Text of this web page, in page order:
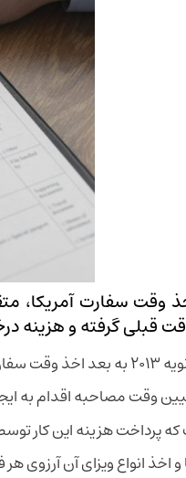
وقت سفارت آمریکا،
قبلی گرفته و هزینه
توریستی ِ دانشجویی)
وقت مصاحبه اقدام به ایجاد حساب
پرداخت هزینه این کار
و اخذ انواع ویزای آن آرزوی